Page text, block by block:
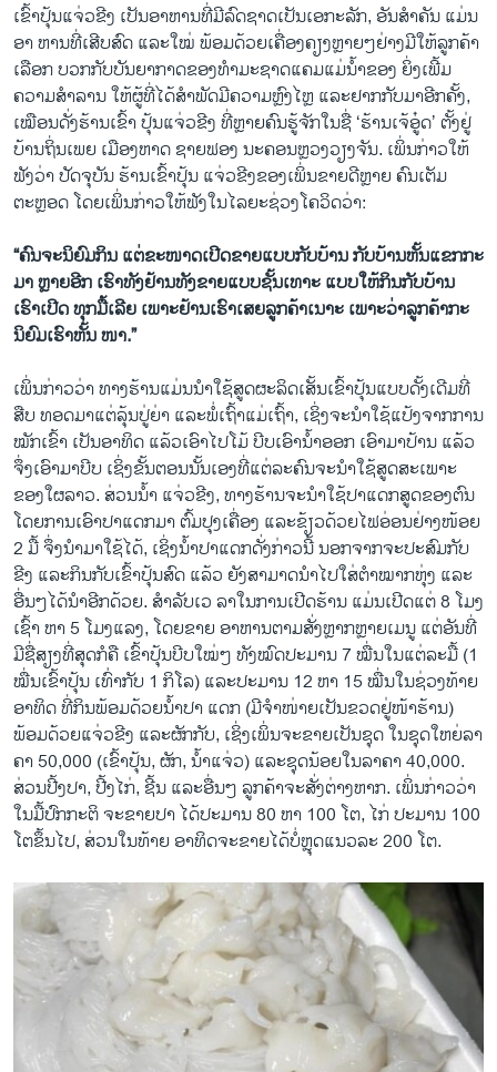
ເຂົ້າປຸ້ນແຈ່ວຂີງ ເປັນອາຫານທີ່ມີລົດຊາດເປັນເອກະລັກ, ອັນສໍາຄັນ ແມ່ນ
ອາ ຫານທີ່ເສີບສົດ ແລະໃໝ່ ພ້ອມດ້ວຍເຄື່ອງຄຽງຫຼາຍໆຢ່າງມີໃຫ້ລູກຄ້າ
ເລືອກ ບວກກັບບັນຍາກາດຂອງທໍາມະຊາດແຄມແມ່ນໍ້າຂອງ ຍິ່ງເພີ້ມ
ຄວາມສໍາລານ ໃຫ້ຜູ້ທີ່ໄດ້ສໍາພັດມີຄວາມຫຼົງໄຫຼ ແລະຢາກກັບມາອີກຄັ້ງ,
ເໝືອນດັ່ງຮ້ານເຂົ້າ ປຸ້ນແຈ່ວຂີງ ທີ່ຫຼາຍຄົນຮູ້ຈັກໃນຊື່ ‘ຮ້ານເຈ້ອູ໋ດ’ ຕັ້ງຢູ່
ບ້ານຖິ່ນເພຍ ເມືອງຫາດ ຊາຍຟອງ ນະຄອນຫຼວງວຽງຈັນ. ເພິ່ນກ່າວໃຫ້
ຟັງວ່າ ປັດຈຸບັນ ຮ້ານເຂົ້າປຸ້ນ ແຈ່ວຂີງຂອງເພິ່ນຂາຍດີຫຼາຍ ຄົນເຕັມ
ຕະຫຼອດ ໂດຍເພິ່ນກ່າວໃຫ້ຟັງໃນໄລຍະຊ່ວງໂຄວິດວ່າ:
“ຄົນຈະນິຍົມກິນ ແຕ່ຂະໜາດເປີດຂາຍແບບກັບບ້ານ ກັບບ້ານຫັ້ນແຂກກະ
ມາ ຫຼາຍອີກ ເຮົາທັງຢ້ານທັງຂາຍແບບຊັ້ນເທາະ ແບບໃຫ້ກິນກັບບ້ານ
ເຮົາເປີດ ທຸກມື້ເລີຍ ເພາະຢ້ານເຮົາເສຍລູກຄ້າເນາະ ເພາະວ່າລູກຄ້າກະ
ນິຍົມເຮົາຫັ້ນ ໜາ.”
ເພິ່ນກ່າວວ່າ ທາງຮ້ານແມ່ນນໍາໃຊ້ສູດຜະລິດເສັ້ນເຂົ້າປຸ້ນແບບດັ້ງເດີມທີ່
ສືບ ທອດມາແຕ່ລຸ້ນປູ່ຍ່າ ແລະພໍ່ເຖົ້າແມ່ເຖົ້າ, ເຊິ່ງຈະນໍາໃຊ້ແປ້ງຈາກການ
ໝັກເຂົ້າ ເປັນອາທິດ ແລ້ວເອົາໄປໂມ້ ບີບເອົານໍ້າອອກ ເອົາມາປ້ານ ແລ້ວ
ຈຶ່ງເອົາມາບີບ ເຊິ່ງຂັ້ນຕອນນັ້ນເອງທີ່ແຕ່ລະຄົນຈະນໍາໃຊ້ສູດສະເພາະ
ຂອງໃຜລາວ. ສ່ວນນໍ້າ ແຈ່ວຂີງ, ທາງຮ້ານຈະນໍາໃຊ້ປາແດກສູດຂອງຕົນ
ໂດຍການເອົາປາແດກມາ ຕົ້ມປຸງເຄື່ອງ ແລະຂ້ຽວດ້ວຍໄຟອ່ອນຢ່າງໜ້ອຍ
2 ມື້ ຈຶ່ງນໍາມາໃຊ້ໄດ້, ເຊິ່ງນໍ້າປາແດກດັ່ງກ່າວນີ້ ນອກຈາກຈະປະສົມກັບ
ຂີງ ແລະກິນກັບເຂົ້າປຸ້ນສົດ ແລ້ວ ຍັງສາມາດນໍາໄປໃສ່ຕໍາໝາກຫຸ່ງ ແລະ
ອື່ນໆໄດ້ນໍາອີກດ້ວຍ. ສໍາລັບເວ ລາໃນການເປີດຮ້ານ ແມ່ນເປີດແຕ່ 8 ໂມງ
ເຊົ້າ ຫາ 5 ໂມງແລງ, ໂດຍຂາຍ ອາຫານຕາມສັ່ງຫຼາກຫຼາຍເມນູ ແຕ່ອັນທີ່
ມີຊື່ສຽງທີ່ສຸດກໍຄື ເຂົ້າປຸ້ນບີບໃໝ່ໆ ທັງໝົດປະມານ 7 ໝື່ນໃນແຕ່ລະມື້ (1
ໝື່ນເຂົ້າປຸ້ນ ເທົ່າກັບ 1 ກິໂລ) ແລະປະມານ 12 ຫາ 15 ໝື່ນໃນຊ່ວງທ້າຍ
ອາທິດ ທີ່ກິນພ້ອມດ້ວຍນໍ້າປາ ແດກ (ມີຈໍາໜ່າຍເປັນຂວດຢູ່ໜ້າຮ້ານ)
ພ້ອມດ້ວຍແຈ່ວຂີງ ແລະຜັກກັບ, ເຊິ່ງເພິ່ນຈະຂາຍເປັນຊຸດ ໃນຊຸດໃຫຍ່ລາ​
ຄາ 50,000 (ເຂົ້າປຸ້ນ, ຜັກ, ນໍ້າແຈ່ວ) ແລະຊຸດນ້ອຍໃນລາຄາ 40,000.
ສ່ວນປີ້ງປາ, ປີ້ງໄກ່, ຊີ້ນ ແລະອື່ນໆ ລູກຄ້າຈະສັ່ງຕ່າງຫາກ. ເພິ່ນກ່າວວ່າ
ໃນມື້ປົກກະຕິ ຈະຂາຍປາ ໄດ້ປະມານ 80 ຫາ 100 ໂຕ, ໄກ່ ປະມານ 100
ໂຕຂຶ້ນໄປ, ສ່ວນໃນທ້າຍ ອາທິດຈະຂາຍໄດ້ບໍ່ຫຼຸດແນວລະ 200 ໂຕ.